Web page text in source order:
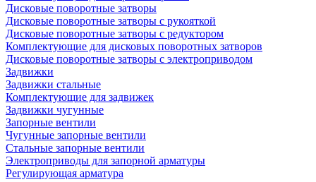
Дисковые поворотные затворы
Дисковые поворотные затворы с рукояткой
Дисковые поворотные затворы с редуктором
Комплектующие для дисковых поворотных затворов
Дисковые поворотные затворы с электроприводом
Задвижки
Задвижки стальные
Комплектующие для задвижек
Задвижки чугунные
Запорные вентили
Чугунные запорные вентили
Стальные запорные вентили
Электроприводы для запорной арматуры
Регулирующая арматура